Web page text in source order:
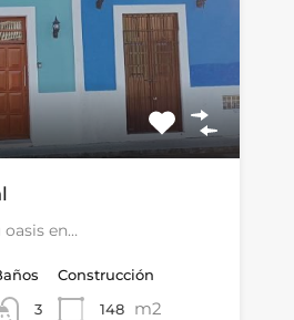
en…
3
Construcción
148
m2